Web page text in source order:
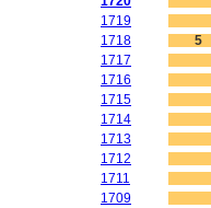
1719
1718
5
1717
1716
1715
1714
1713
1712
1711
1709